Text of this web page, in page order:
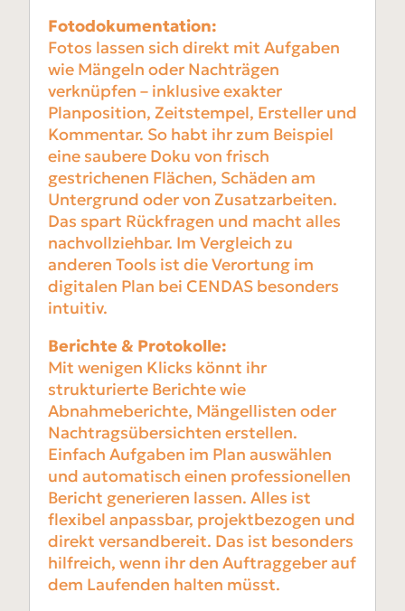
Fotodokumentation:
Fotos lassen sich direkt mit Aufgaben
wie Mängeln oder Nachträgen
verknüpfen – inklusive exakter
Planposition, Zeitstempel, Ersteller und
Kommentar. So habt ihr zum Beispiel
eine saubere Doku von frisch
gestrichenen Flächen, Schäden am
Untergrund oder von Zusatzarbeiten.
Das spart Rückfragen und macht alles
nachvollziehbar. Im Vergleich zu
anderen Tools ist die Verortung im
digitalen Plan bei CENDAS besonders
intuitiv.
Berichte & Protokolle:
Mit wenigen Klicks könnt ihr
strukturierte Berichte wie
Abnahmeberichte, Mängellisten oder
Nachtragsübersichten erstellen.
Einfach Aufgaben im Plan auswählen
und automatisch einen professionellen
Bericht generieren lassen. Alles ist
flexibel anpassbar, projektbezogen und
direkt versandbereit. Das ist besonders
hilfreich, wenn ihr den Auftraggeber auf
dem Laufenden halten müsst.